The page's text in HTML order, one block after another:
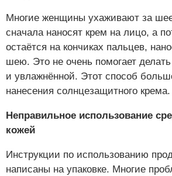
Многие женщины ухаживают за
сначала наносят крем на лицо, а
остаётся на кончиках пальцев,
шею. Это не очень помогает
и увлажнённой. Этот способ
нанесения солнцезащитного крема.
Неправильное использование
кожей
Инструкции по использованию
написаны на упаковке. Многие